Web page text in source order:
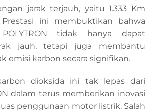
jarak terjauh, yaitu 1.333 Km
ini membuktikan bahwa
tidak hanya dapat
jauh, tetapi juga membantu
emisi karbon secara signifikan.
dioksida ini tak lepas dari
dalam terus memberikan inovasi
penggunaan motor listrik. Salah